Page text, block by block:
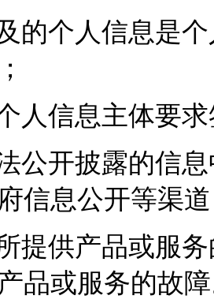
的个人信息是
人信息主体要
公开披露的信
信息公开等渠
提供产品或服
品或服务的故